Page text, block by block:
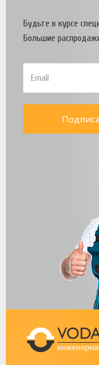
Будьте в курсе
Большие